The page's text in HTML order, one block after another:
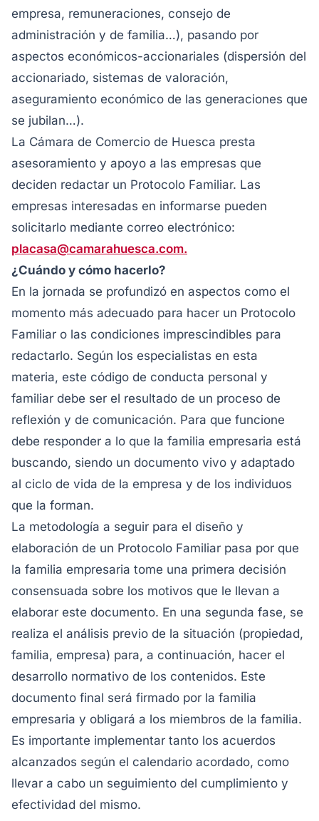
empresa, remuneraciones, consejo de
administración y de familia…), pasando por
aspectos económicos-accionariales (dispersión del
accionariado, sistemas de valoración,
aseguramiento económico de las generaciones que
se jubilan…).
La Cámara de Comercio de Huesca presta
asesoramiento y apoyo a las empresas que
deciden redactar un Protocolo Familiar. Las
empresas interesadas en informarse pueden
solicitarlo mediante correo electrónico:
placasa@camarahuesca.com.
¿Cuándo y cómo hacerlo?
En la jornada se profundizó en aspectos como el
momento más adecuado para hacer un Protocolo
Familiar o las condiciones imprescindibles para
redactarlo. Según los especialistas en esta
materia, este código de conducta personal y
familiar debe ser el resultado de un proceso de
reflexión y de comunicación. Para que funcione
debe responder a lo que la familia empresaria está
buscando, siendo un documento vivo y adaptado
al ciclo de vida de la empresa y de los individuos
que la forman.
La metodología a seguir para el diseño y
elaboración de un Protocolo Familiar pasa por que
la familia empresaria tome una primera decisión
consensuada sobre los motivos que le llevan a
elaborar este documento. En una segunda fase, se
realiza el análisis previo de la situación (propiedad,
familia, empresa) para, a continuación, hacer el
desarrollo normativo de los contenidos. Este
documento final será firmado por la familia
empresaria y obligará a los miembros de la familia.
Es importante implementar tanto los acuerdos
alcanzados según el calendario acordado, como
llevar a cabo un seguimiento del cumplimiento y
efectividad del mismo.